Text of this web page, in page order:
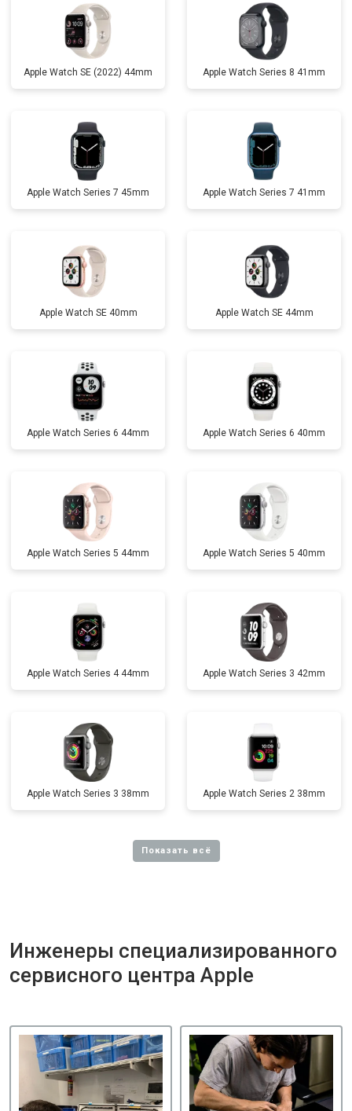
Apple Watch SE (2022) 44mm Apple Watch Series 8 41mm
Apple Watch Series 7 45mm Apple Watch Series 7 41mm
Apple Watch SE 40mm Apple Watch SE 44mm
Apple Watch Series 6 44mm Apple Watch Series 6 40mm
Apple Watch Series 5 44mm Apple Watch Series 5 40mm
Apple Watch Series 4 44mm Apple Watch Series 3 42mm
Apple Watch Series 3 38mm Apple Watch Series 2 38mm
Инженеры специализированного
сервисного центра Apple